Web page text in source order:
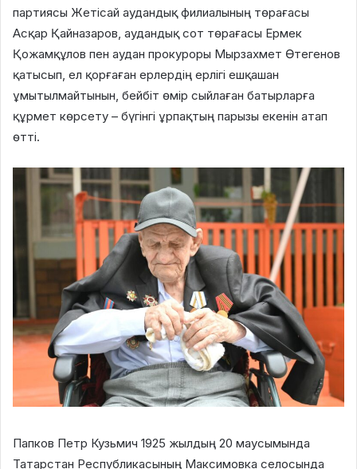
партиясы Жетісай аудандық филиалының төрағасы
Асқар Қайназаров, аудандық сот төрағасы Ермек
Қожамқұлов пен аудан прокуроры Мырзахмет Өтегенов
қатысып, ел қорғаған ерлердің ерлігі ешқашан
ұмытылмайтынын, бейбіт өмір сыйлаған батырларға
құрмет көрсету – бүгінгі ұрпақтың парызы екенін атап
өтті.
Папков Петр Кузьмич 1925 жылдың 20 маусымында
Татарстан Республикасының Максимовка селосында